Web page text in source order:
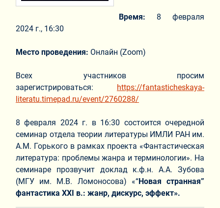
Время:
8 февраля
2024 г., 16:30
Место проведения: Онлайн (Zoom)
Всех участников просим
зарегистрироваться: https://fantasticheskaya-
literatu.timepad.ru/event/2760288/
8 февраля 2024 г. в 16:30 состоится очередной
семинар отдела теории литературы ИМЛИ РАН им.
А.М. Горького в рамках проекта «Фантастическая
литература: проблемы жанра и терминологии». На
семинаре прозвучит доклад к.ф.н. А.А. Зубова
(МГУ им. М.В. Ломоносова) «“Новая странная”
фантастика XXI в.: жанр, дискурс, эффект».